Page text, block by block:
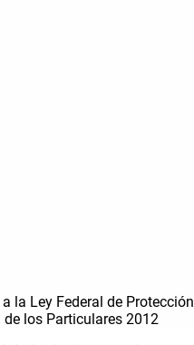
la Ley Federal de Protección
los Particulares 2012